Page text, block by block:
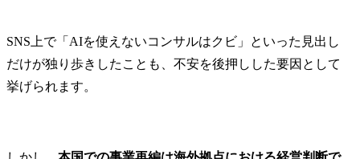
SNS上で「AIを使えないコンサルはクビ」といった見出し
だけが独り歩きしたことも、不安を後押しした要因として
挙げられます。